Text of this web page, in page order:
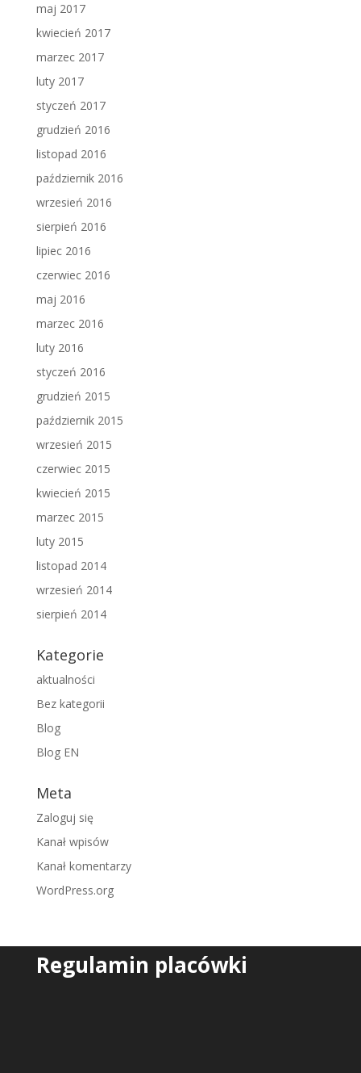
maj 2017
kwiecień 2017
marzec 2017
luty 2017
styczeń 2017
grudzień 2016
listopad 2016
październik 2016
wrzesień 2016
sierpień 2016
lipiec 2016
czerwiec 2016
maj 2016
marzec 2016
luty 2016
styczeń 2016
grudzień 2015
październik 2015
wrzesień 2015
czerwiec 2015
kwiecień 2015
marzec 2015
luty 2015
listopad 2014
wrzesień 2014
sierpień 2014
Kategorie
aktualności
Bez kategorii
Blog
Blog EN
Meta
Zaloguj się
Kanał wpisów
Kanał komentarzy
WordPress.org
Regulamin placówki